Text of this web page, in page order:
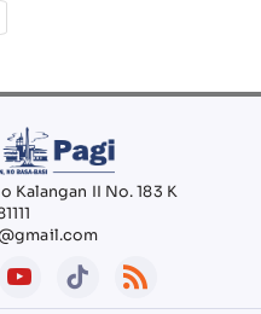
Kalangan II No. 183 K